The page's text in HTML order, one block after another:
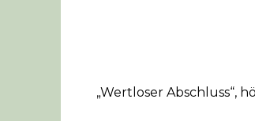
„Wertloser Abschluss“,